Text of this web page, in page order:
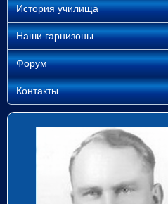
История училища
Наши гарнизоны
Форум
Контакты